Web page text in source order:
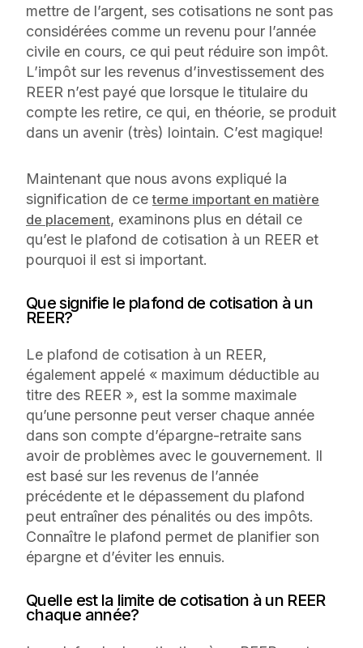
mettre de l’argent, ses cotisations ne sont pas
considérées comme un revenu pour l’année
civile en cours, ce qui peut réduire son impôt.
L’impôt sur les revenus d’investissement des
REER n’est payé que lorsque le titulaire du
compte les retire, ce qui, en théorie, se produit
dans un avenir (très) lointain. C’est magique!
Maintenant que nous avons expliqué la
signification de ceterme important en matière
de placement, examinons plus en détail ce
qu’est le plafond de cotisation à un REER et
pourquoi il est si important.
Que signifie le plafond de cotisation à un
REER?
Le plafond de cotisation à un REER,
également appelé « maximum déductible au
titre des REER », est la somme maximale
qu’une personne peut verser chaque année
dans son compte d’épargne-retraite sans
avoir de problèmes avec le gouvernement. Il
est basé sur les revenus de l’année
précédente et le dépassement du plafond
peut entraîner des pénalités ou des impôts.
Connaître le plafond permet de planifier son
épargne et d’éviter les ennuis.
Quelle est la limite de cotisation à un REER
chaque année?